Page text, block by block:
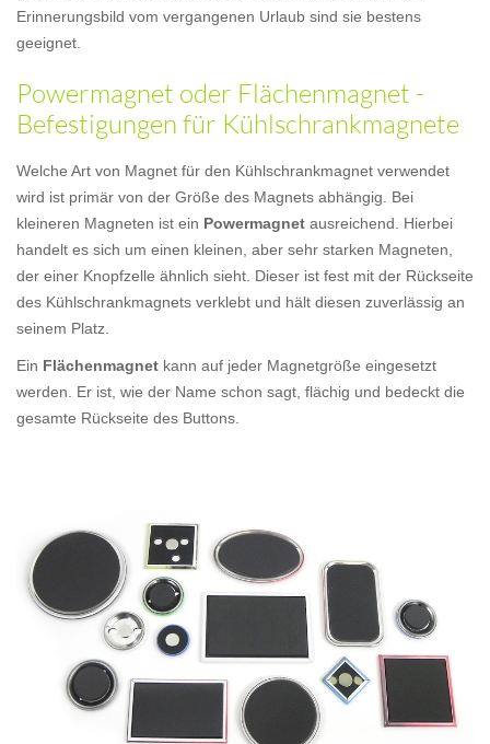
Erinnerungsbild vom vergangenen Urlaub sind sie bestens
geeignet.
Powermagnet oder Flächenmagnet -
Befestigungen für Kühlschrankmagnete
Welche Art von Magnet für den Kühlschrankmagnet verwendet
wird ist primär von der Größe des Magnets abhängig. Bei
kleineren Magneten ist ein Powermagnet ausreichend. Hierbei
handelt es sich um einen kleinen, aber sehr starken Magneten,
der einer Knopfzelle ähnlich sieht. Dieser ist fest mit der Rückseite
des Kühlschrankmagnets verklebt und hält diesen zuverlässig an
seinem Platz.
Ein Flächenmagnet kann auf jeder Magnetgröße eingesetzt
werden. Er ist, wie der Name schon sagt, flächig und bedeckt die
gesamte Rückseite des Buttons.